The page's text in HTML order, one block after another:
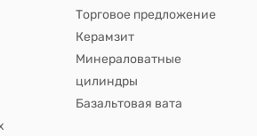
Торговое предложение
Керамзит
Минераловатные
цилиндры
Базальтовая вата